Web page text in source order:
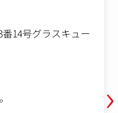
行ないます。
進捗具合を把握し
っていくことが大
20-1 渋谷インフォスタ
ス領域）のアートディ›